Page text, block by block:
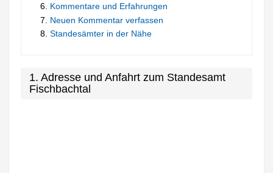
Kommentare und Erfahrungen
Neuen Kommentar verfassen
Standesämter in der Nähe
1. Adresse und Anfahrt zum Standesamt
Fischbachtal